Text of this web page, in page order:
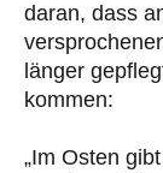
daran, dass
länger
kommen:
„Im Osten